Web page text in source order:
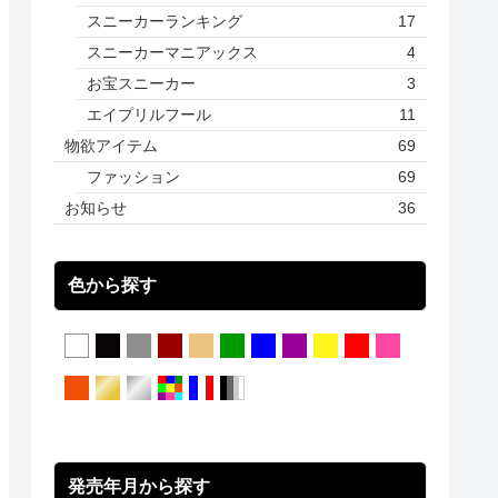
スニーカーランキング
17
スニーカーマニアックス
4
お宝スニーカー
3
エイプリルフール
11
物欲アイテム
69
ファッション
69
お知らせ
36
色から探す
発売年月から探す